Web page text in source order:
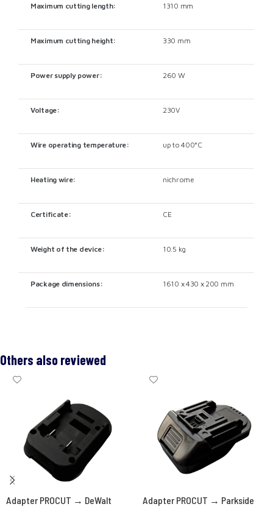
Maximum cutting length: 1310 mm
Maximum cutting height: 330 mm
Power supply power: 260 W
Voltage: 230V
Wire operating temperature: up to 400°C
Heating wire: nichrome
Certificate: CE
Weight of the device: 10.5 kg
Package dimensions: 1610 x 430 x 200 mm
Others also reviewed
Adapter PROCUT → DeWalt Adapter PROCUT → Parkside